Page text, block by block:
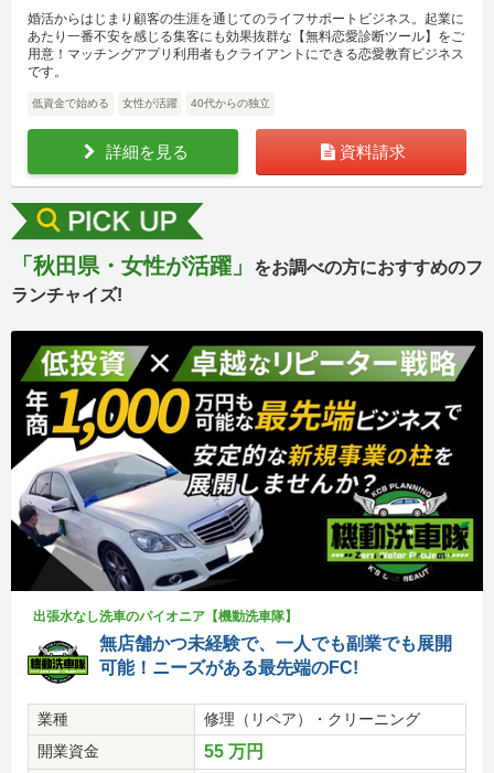
婚活からはじまり顧客の生涯を通じてのライフサポートビジネス。起業に
あたり一番不安を感じる集客にも効果抜群な【無料恋愛診断ツール】をご
用意！マッチングアプリ利用者もクライアントにできる恋愛教育ビジネス
です。
低資金で始める 女性が活躍 40代からの独立
詳細を見る 資料請求
「秋田県・女性が活躍」
をお調べの方におすすめのフ
ランチャイズ!
出張水なし洗車のパイオニア【機動洗車隊】
無店舗かつ未経験で、一人でも副業でも展開
可能！ニーズがある最先端のFC!
業種
修理（リペア）・クリーニング
開業資金
55 万円